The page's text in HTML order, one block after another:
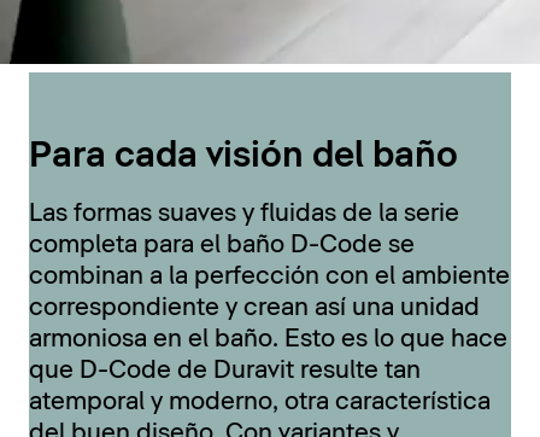
Para cada visión del baño
Las formas suaves y fluidas de la serie
completa para el baño D-Code se
combinan a la perfección con el ambiente
correspondiente y crean así una unidad
armoniosa en el baño. Esto es lo que hace
que D-Code de Duravit resulte tan
atemporal y moderno, otra característica